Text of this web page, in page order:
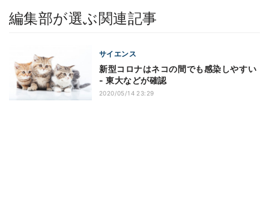
編集部が選ぶ関連記事
サイエンス
新型コロナはネコの間でも感染しやすい
- 東大などが確認
2020/05/14 23:29